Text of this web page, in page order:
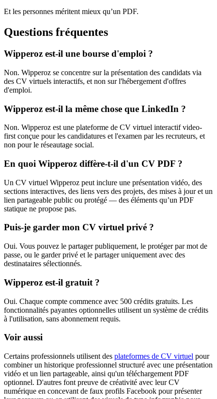
Et les personnes méritent mieux qu’un PDF.
Questions fréquentes
Wipperoz est-il une bourse d'emploi ?
Non. Wipperoz se concentre sur la présentation des candidats via
des CV virtuels interactifs, et non sur l'hébergement d'offres
d'emploi.
Wipperoz est-il la même chose que LinkedIn ?
Non. Wipperoz est une plateforme de CV virtuel interactif video-
first conçue pour les candidatures et l'examen par les recruteurs, et
non pour le réseautage social.
En quoi Wipperoz diffère-t-il d'un CV PDF ?
Un CV virtuel Wipperoz peut inclure une présentation vidéo, des
sections interactives, des liens vers des projets, des mises à jour et un
lien partageable public ou protégé — des éléments qu’un PDF
statique ne propose pas.
Puis-je garder mon CV virtuel privé ?
Oui. Vous pouvez le partager publiquement, le protéger par mot de
passe, ou le garder privé et le partager uniquement avec des
destinataires sélectionnés.
Wipperoz est-il gratuit ?
Oui. Chaque compte commence avec 500 crédits gratuits. Les
fonctionnalités payantes optionnelles utilisent un système de crédits
à l'utilisation, sans abonnement requis.
Voir aussi
Certains professionnels utilisent des plateformes de CV virtuel pour
combiner un historique professionnel structuré avec une présentation
vidéo et un lien partageable, ainsi qu'un téléchargement PDF
optionnel. D'autres font preuve de créativité avec leur CV
numérique en concevant de faux profils Facebook pour présenter